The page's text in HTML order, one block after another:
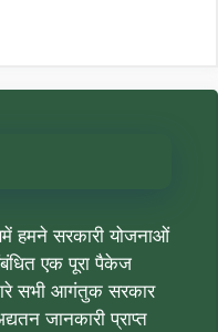
हमने सरकारी योजनाओं
एक पूरा पैकेज
सभी आगंतुक सरकार
जानकारी प्राप्त